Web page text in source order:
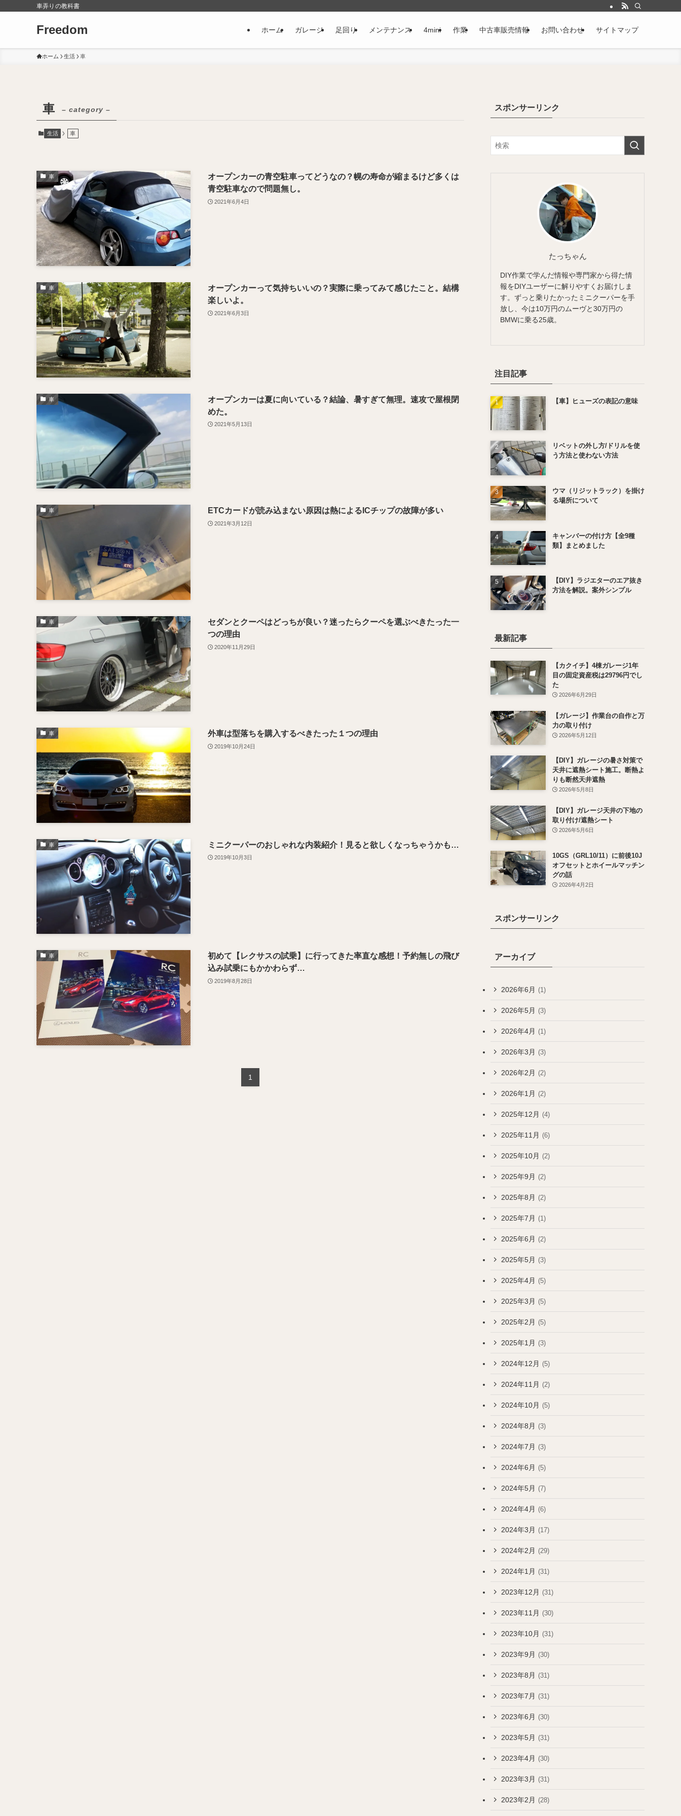
車弄りの教科書
Freedom ホーム ガレージ 足回り メンテナンス 4mini 作業 中古車販売情報 お問い合わせ サイトマップ
ホーム 生活 車
車 – category –
生活 車
車
オープンカーの青空駐車ってどうなの？幌の寿命が縮まるけど多くは
青空駐車なので問題無し。
2021年6月4日
車
オープンカーって気持ちいいの？実際に乗ってみて感じたこと。結構
楽しいよ。
2021年6月3日
車
オープンカーは夏に向いている？結論、暑すぎて無理。速攻で屋根閉
めた。
2021年5月13日
車 ETCカードが読み込まない原因は熱によるICチップの故障が多い
2021年3月12日
車
セダンとクーペはどっちが良い？迷ったらクーペを選ぶべきたった一
つの理由
2020年11月29日
車 外車は型落ちを購入するべきたった１つの理由
2019年10月24日
車 ミニクーパーのおしゃれな内装紹介！見ると欲しくなっちゃうかも…
2019年10月3日
車
初めて【レクサスの試乗】に行ってきた率直な感想！予約無しの飛び
込み試乗にもかかわらず…
2019年8月28日
1
スポンサーリンク
たっちゃん
DIY作業で学んだ情報や専門家から得た情
報をDIYユーザーに解りやすくお届けしま
す。ずっと乗りたかったミニクーパーを手
放し、今は10万円のムーヴと30万円の
BMWに乗る25歳。
注目記事
【車】ヒューズの表記の意味
リベットの外し方/ドリルを使
う方法と使わない方法
ウマ（リジットラック）を掛け
る場所について
キャンバーの付け方【全9種
類】まとめました
【DIY】ラジエターのエア抜き
方法を解説。案外シンプル
最新記事
【カクイチ】4棟ガレージ1年
目の固定資産税は29796円でし
た
2026年6月29日
【ガレージ】作業台の自作と万
力の取り付け
2026年5月12日
【DIY】ガレージの暑さ対策で
天井に遮熱シート施工。断熱よ
りも断然天井遮熱
2026年5月8日
【DIY】ガレージ天井の下地の
取り付け/遮熱シート
2026年5月6日
10GS（GRL10/11）に前後10J
オフセットとホイールマッチン
グの話
2026年4月2日
スポンサーリンク
アーカイブ
2026年6月 (1)
2026年5月 (3)
2026年4月 (1)
2026年3月 (3)
2026年2月 (2)
2026年1月 (2)
2025年12月 (4)
2025年11月 (6)
2025年10月 (2)
2025年9月 (2)
2025年8月 (2)
2025年7月 (1)
2025年6月 (2)
2025年5月 (3)
2025年4月 (5)
2025年3月 (5)
2025年2月 (5)
2025年1月 (3)
2024年12月 (5)
2024年11月 (2)
2024年10月 (5)
2024年8月 (3)
2024年7月 (3)
2024年6月 (5)
2024年5月 (7)
2024年4月 (6)
2024年3月 (17)
2024年2月 (29)
2024年1月 (31)
2023年12月 (31)
2023年11月 (30)
2023年10月 (31)
2023年9月 (30)
2023年8月 (31)
2023年7月 (31)
2023年6月 (30)
2023年5月 (31)
2023年4月 (30)
2023年3月 (31)
2023年2月 (28)